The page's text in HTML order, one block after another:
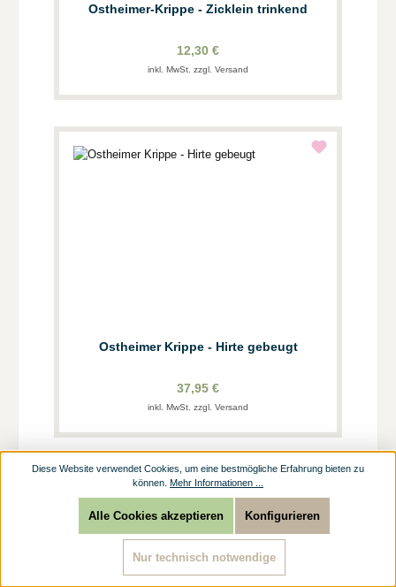
Ostheimer-Krippe - Zicklein trinkend
12,30 €
inkl. MwSt. zzgl. Versand
Ostheimer Krippe - Hirte gebeugt
37,95 €
inkl. MwSt. zzgl. Versand
Diese Website verwendet Cookies, um eine bestmögliche Erfahrung bieten zu
können. Mehr Informationen ...
Nur technisch notwendige
Konfigurieren
Alle Cookies akzeptieren